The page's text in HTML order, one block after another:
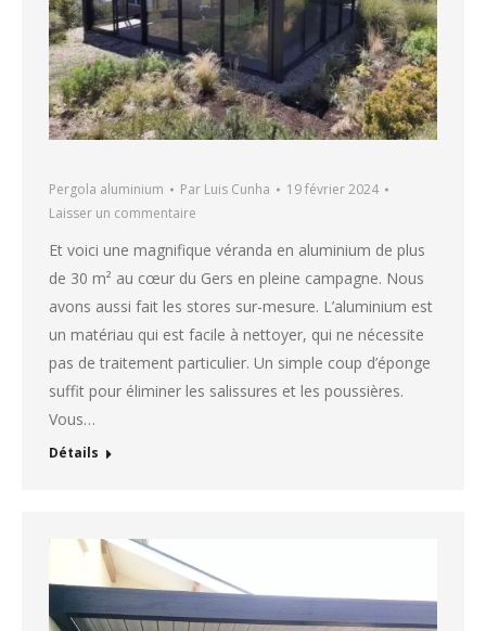
Pergola aluminium Par Luis Cunha
19 février 2024
Laisser un commentaire
Et voici une magnifique véranda en aluminium de plus
de 30 m² au cœur du Gers en pleine campagne. Nous
avons aussi fait les stores sur-mesure. L’aluminium est
un matériau qui est facile à nettoyer, qui ne nécessite
pas de traitement particulier. Un simple coup d’éponge
suffit pour éliminer les salissures et les poussières.
Vous…
Détails